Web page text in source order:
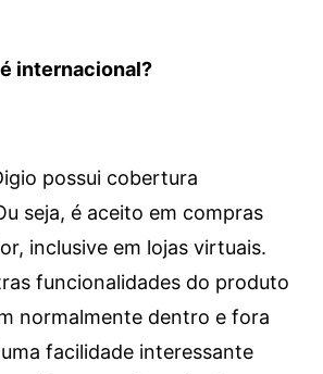
internacional?
possui cobertura
seja, é aceito em compras
inclusive em lojas virtuais.
funcionalidades do produto
normalmente dentro e fora
facilidade interessante